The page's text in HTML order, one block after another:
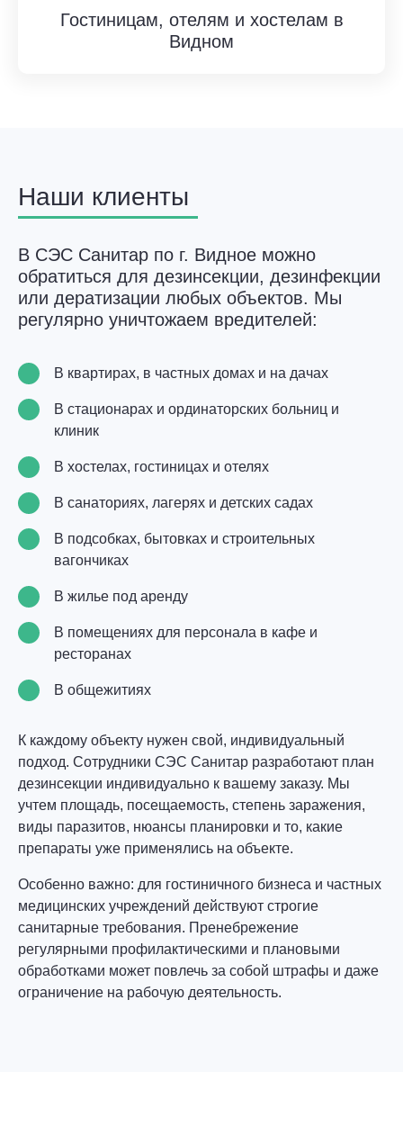
Гостиницам, отелям и хостелам в
Видном
Наши клиенты
В СЭС Санитар по г. Видное можно
обратиться для дезинсекции, дезинфекции
или дератизации любых объектов. Мы
регулярно уничтожаем вредителей:
В квартирах, в частных домах и на дачах
В стационарах и ординаторских больниц и
клиник
В хостелах, гостиницах и отелях
В санаториях, лагерях и детских садах
В подсобках, бытовках и строительных
вагончиках
В жилье под аренду
В помещениях для персонала в кафе и
ресторанах
В общежитиях
К каждому объекту нужен свой, индивидуальный
подход. Сотрудники СЭС Санитар разработают план
дезинсекции индивидуально к вашему заказу. Мы
учтем площадь, посещаемость, степень заражения,
виды паразитов, нюансы планировки и то, какие
препараты уже применялись на объекте.
Особенно важно: для гостиничного бизнеса и частных
медицинских учреждений действуют строгие
санитарные требования. Пренебрежение
регулярными профилактическими и плановыми
обработками может повлечь за собой штрафы и даже
ограничение на рабочую деятельность.